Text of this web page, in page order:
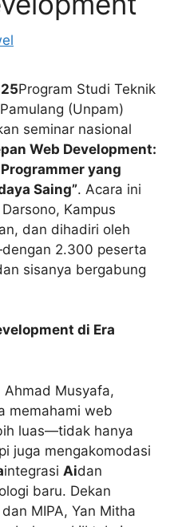
Program Studi Teknik
(Unpam)
seminar nasional
Web Development:
yang
Saing”. Acara ini
Kampus
dan dihadiri oleh
2.300 peserta
sisanya bergabung
di Era
Ahmad Musyafa,
memahami web
luas—tidak hanya
juga mengakomodasi
integrasi Aidan
baru. Dekan
MIPA, Yan Mitha